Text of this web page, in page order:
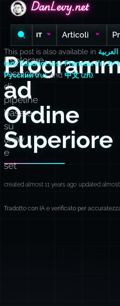
DanLevy.net
DanLevy.net
DanLevy.net
IT Articoli
ad
Ordine
Superiore
Esplorare
tecniche
di
pipeline
basate
su
array
e
set
This post is also available in
(en),Español (es),Français (fr),
Русский (ru), and 中文 (zh).
created almost 11 years ago updated
Tradotto con IA e verificato per